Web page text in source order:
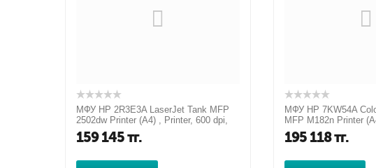
МФУ HP 2R3E3A LaserJet Tank MFP
2502dw Printer (A4) , Printer, 600 dpi,
22 ppm, 64 MB, 500 MHz, 2...
159 145тг.
МФУ HP 7KW54A
MFP M182n Printer
Printer/Scanner/
MHz,...
195 118тг.